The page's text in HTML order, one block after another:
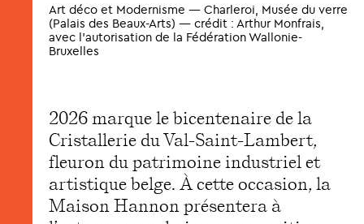
Art déco et Modernisme — Charleroi, Musée du verre
(Palais des Beaux-Arts) — crédit : Arthur Monfrais,
avec l’autorisation de la Fédération Wallonie-
Bruxelles
2026 marque le bicentenaire de la
Cristallerie du Val-Saint-Lambert,
fleuron du patrimoine industriel et
artistique belge. À cette occasion, la
Maison Hannon présentera à